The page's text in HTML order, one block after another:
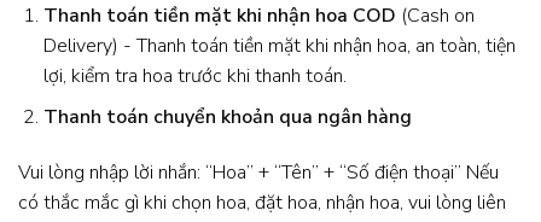
Thanh toán tiền mặt khi nhận hoa COD (Cash on
Delivery) - Thanh toán tiền mặt khi nhận hoa, an toàn, tiện
lợi, kiểm tra hoa trước khi thanh toán.
Thanh toán chuyển khoản qua ngân hàng
Vui lòng nhập lời nhắn: “Hoa” + “Tên” + “Số điện thoại” Nếu
có thắc mắc gì khi chọn hoa, đặt hoa, nhận hoa, vui lòng liên